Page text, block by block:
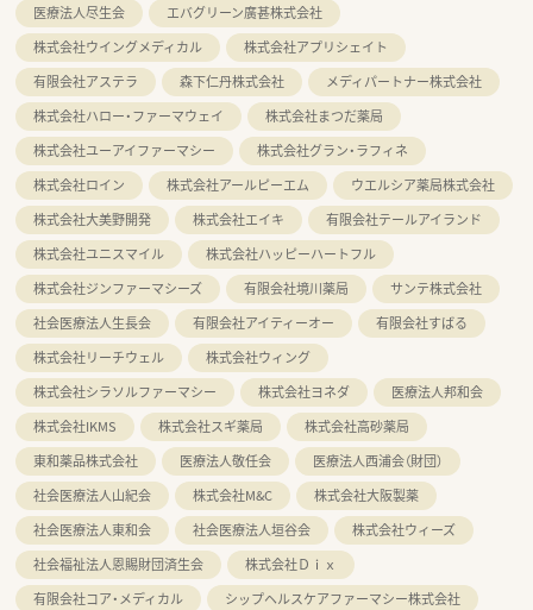
医療法人尽生会
エバグリーン廣甚株式会社
株式会社ウイングメディカル
株式会社アプリシェイト
有限会社アステラ
森下仁丹株式会社
メディパートナー株式会社
株式会社ハロー・ファーマウェイ
株式会社まつだ薬局
株式会社ユーアイファーマシー
株式会社グラン・ラフィネ
株式会社ロイン
株式会社アールピーエム
ウエルシア薬局株式会社
株式会社大美野開発
株式会社エイキ
有限会社テールアイランド
株式会社ユニスマイル
株式会社ハッピーハートフル
株式会社ジンファーマシーズ
有限会社境川薬局
サンテ株式会社
社会医療法人生長会
有限会社アイティーオー
有限会社すばる
株式会社リーチウェル
株式会社ウィング
株式会社シラソルファーマシー
株式会社ヨネダ
医療法人邦和会
株式会社IKMS
株式会社スギ薬局
株式会社高砂薬局
東和薬品株式会社
医療法人敬任会
医療法人西浦会（財団）
社会医療法人山紀会
株式会社M&C
株式会社大阪製薬
社会医療法人東和会
社会医療法人垣谷会
株式会社ウィーズ
社会福祉法人恩賜財団済生会
株式会社Ｄｉｘ
有限会社コア・メディカル
シップヘルスケアファーマシー株式会社